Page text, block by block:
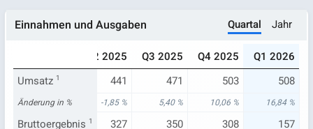
Einnahmen und Ausgaben Quartal Jahr
Q2 2025 Q3 2025 Q4 2025
Q1 2026
Umsatz 1435 441 471 503 508
Änderung in %
-5,51 % -1,85 % 5,40 % 10,06 % 16,84 %
Bruttoergebnis 1
321 327 350 308
157